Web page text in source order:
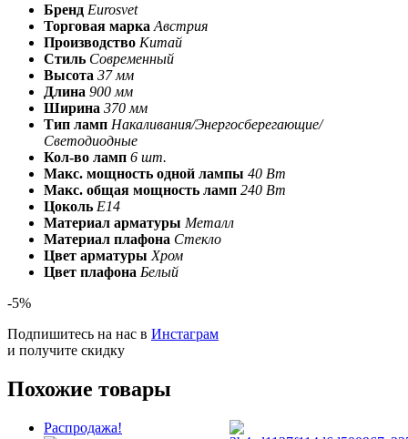
Бренд Eurosvet
Торговая марка Австрия
Производство Китай
Стиль Современный
Высота 37 мм
Длина 900 мм
Ширина 370 мм
Тип ламп Накаливания/Энергосберегающие/
Светодиодные
Кол-во ламп 6 шт.
Макс. мощность одной лампы 40 Вт
Макс. общая мощность ламп 240 Вт
Цоколь E14
Материал арматуры Металл
Материал плафона Стекло
Цвет арматуры Хром
Цвет плафона Белый
-5%
Подпишитесь на нас в Инстаграм
и получите скидку
Похожие товары
Распродажа!